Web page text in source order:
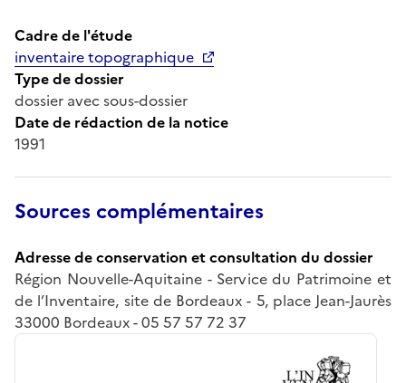
Cadre de l'étude
inventaire topographique
Type de dossier
dossier avec sous-dossier
Date de rédaction de la notice
1991
Sources complémentaires
Adresse de conservation et consultation du dossier
Région Nouvelle-Aquitaine - Service du Patrimoine et
de l’Inventaire, site de Bordeaux - 5, place Jean-Jaurès
33000 Bordeaux - 05 57 57 72 37